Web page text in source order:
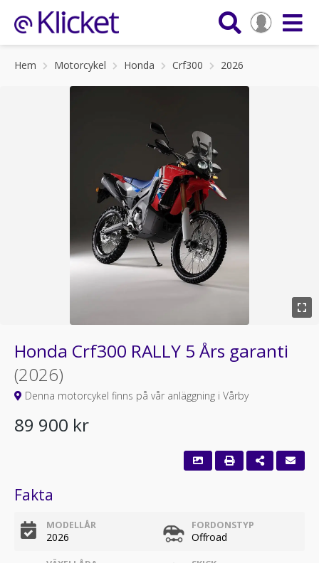
Hem Motorcykel Honda Crf300 2026
Honda Crf300 RALLY 5 Års garanti
(2026)
Denna motorcykel finns på vår anläggning i Vårby
89 900 kr
Fakta
MODELLÅR
2026
FORDONSTYP
Offroad